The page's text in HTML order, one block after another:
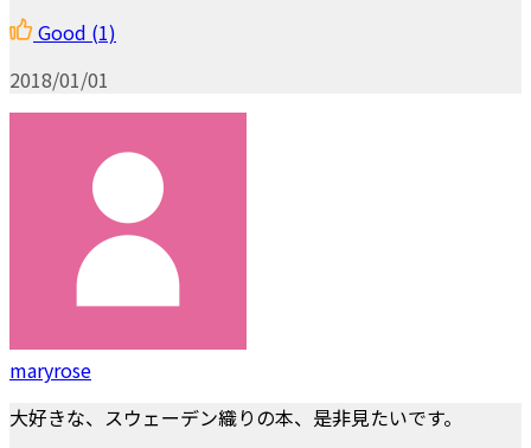
Good (1)
2018/01/01
maryrose
大好きな、スウェーデン織りの本、是非見たいです。